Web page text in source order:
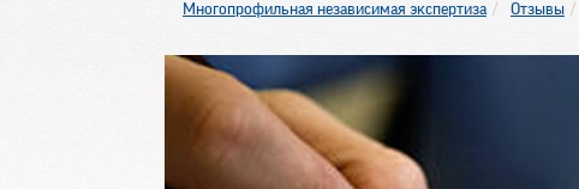
Многопрофильная независимая экспертиза Отзывы